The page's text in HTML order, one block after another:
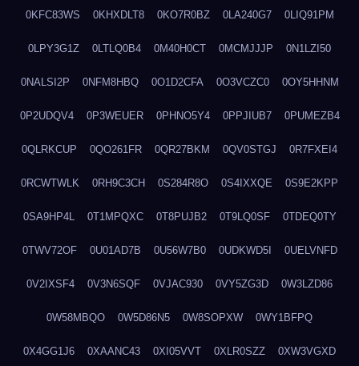
0KFC83WS 0KHXDLT8 0KO7R0BZ 0LA240G7 0LIQ91PM
0LPY3G1Z 0LTLQ0B4 0M40H0CT 0MCMJJJP 0N1LZI50
0NALSI2P 0NFM8HBQ 0O1D2CFA 0O3VCZC0 0OY5HHNM
0P2UDQV4 0P3WEUER 0PHNO5Y4 0PPJIUB7 0PUMEZB4
0QLRKCUP 0QO261FR 0QR27BKM 0QV0STGJ 0R7FXEI4
0RCWTWLK 0RH9C3CH 0S284R8O 0S4IXXQE 0S9E2KPP
0SA9HP4L 0T1MPQXC 0T8PUJB2 0T9LQ0SF 0TDEQ0TY
0TWV72OF 0U01AD7B 0U56W7B0 0UDKWD5I 0UELVNFD
0V2IXSF4 0V3N6SQF 0VJAC930 0VY5ZG3D 0W3LZD86
0W58MBQO 0W5D86N5 0W8SOPXW 0WY1BFPQ
0X4GG1J6 0XAANC43 0XI05VVT 0XLR0SZZ 0XW3VGXD